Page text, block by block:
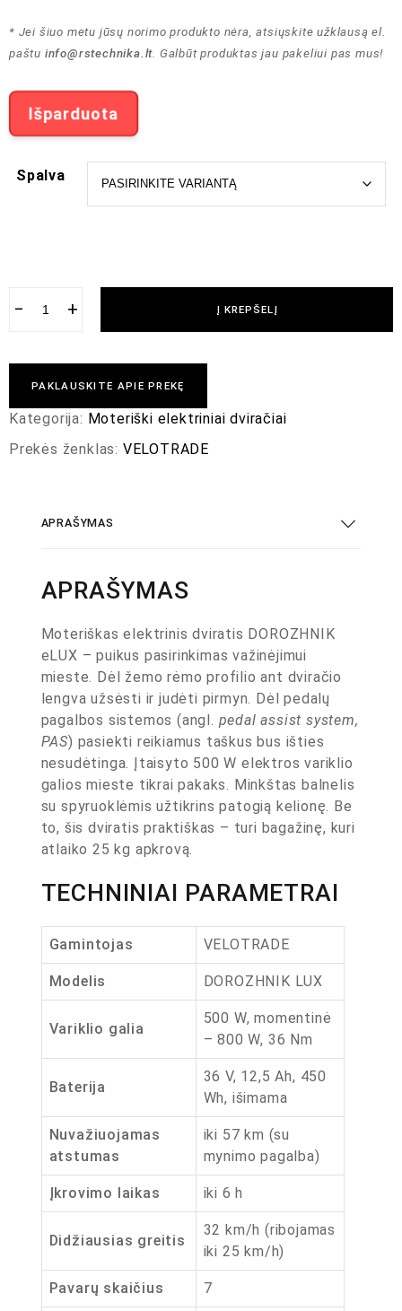
* Jei šiuo metu jūsų norimo produkto nėra, atsiųskite užklausą el.
paštu info@rstechnika.lt . Galbūt produktas jau pakeliui pas mus!
Išparduota
Spalva
− + Į KREPŠELĮ
PAKLAUSKITE APIE PREKĘ
Kategorija: Moteriški elektriniai dviračiai
Prekės ženklas: VELOTRADE
APRAŠYMAS
APRAŠYMAS
Moteriškas elektrinis dviratis DOROZHNIK
eLUX – puikus pasirinkimas važinėjimui
mieste. Dėl žemo rėmo profilio ant dviračio
lengva užsėsti ir judėti pirmyn. Dėl pedalų
pagalbos sistemos (angl. pedal assist system,
PAS) pasiekti reikiamus taškus bus išties
nesudėtinga. Įtaisyto 500 W elektros variklio
galios mieste tikrai pakaks. Minkštas balnelis
su spyruoklėmis užtikrins patogią kelionę. Be
to, šis dviratis praktiškas – turi bagažinę, kuri
atlaiko 25 kg apkrovą.
TECHNINIAI PARAMETRAI
Gamintojas VELOTRADE
Modelis DOROZHNIK LUX
Variklio galia
500 W, momentinė
– 800 W, 36 Nm
Baterija
36 V, 12,5 Ah, 450
Wh, išimama
Nuvažiuojamas
atstumas
iki 57 km (su
mynimo pagalba)
Įkrovimo laikas iki 6 h
Didžiausias greitis
32 km/h (ribojamas
iki 25 km/h)
Pavarų skaičius 7